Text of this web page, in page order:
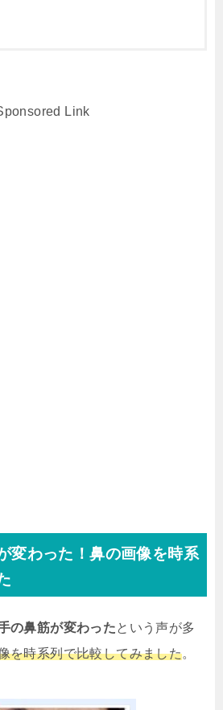
Link
変わった！鼻の画像を時系
の鼻筋が変わったという声が多
を時系列で比較してみました。